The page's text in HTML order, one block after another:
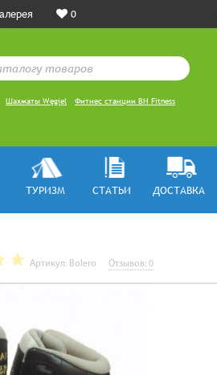
0
Шахматы Węgiel Фитнес станции BH Fitness
ТУРИЗМ СТАТЬИ ДОСТАВКА
Артикул: Bolero Отзывов: 0